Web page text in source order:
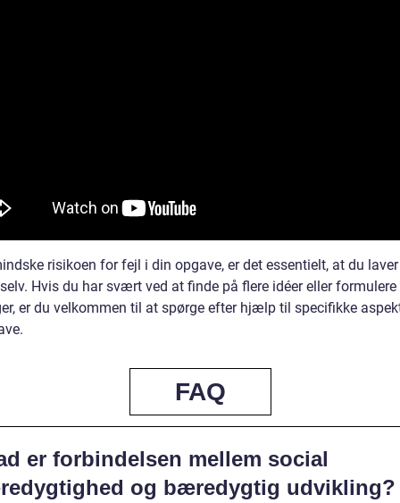
risikoen for fejl i din opgave, er det essentielt, at du
Hvis du har svært ved at finde på flere idéer eller formulere
er du velkommen til at spørge efter hjælp til specifikke
FAQ
er forbindelsen mellem social
og bæredygtig udvikling?